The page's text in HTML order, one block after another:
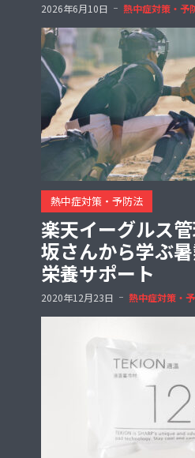
2026年6月10日 熱中症対策・予
熱中症対策・予防法
楽天イーグルス
坂さんから学ぶ
栄養サポート
2020年12月23日 熱中症対策・